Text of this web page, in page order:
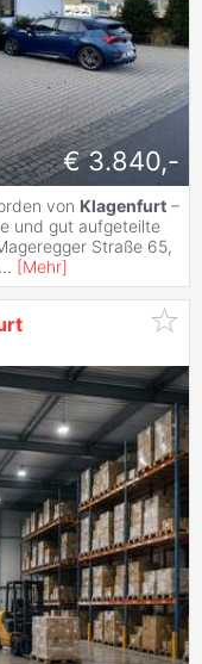
€ 3.840,-
von Klagenfurt –
und gut aufgeteilte
Straße 65,
... [Mehr]